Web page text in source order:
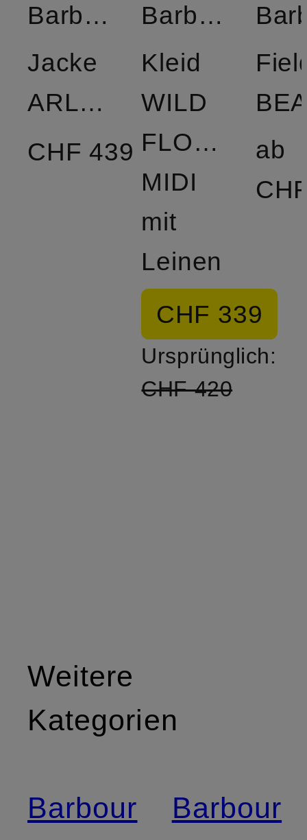
Barbour
Jacke
ARLENE
CHF 439
Barbour
Kleid
WILD
FLOWER
MIDI
mit
Leinen
CHF 339
Ursprünglich:
CHF 420
ab
Weitere
Kategorien
Barbour
Barbour